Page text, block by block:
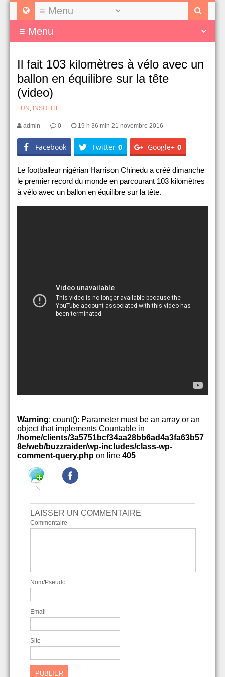
Il fait 103 kilomètres à vélo avec un
ballon en équilibre sur la tête
(video)
FUN , INSOLITE
admin 0 19 h 36 min 21 novembre 2016
Facebook Twitter 0 Google+ 0
Le footballeur nigérian Harrison Chinedu a créé dimanche
le premier record du monde en parcourant 103 kilomètres
à vélo avec un ballon en équilibre sur la tête.
Warning: count(): Parameter must be an array or an
object that implements Countable in
/home/clients/3a5751bcf34aa28bb6ad4a3fa63b57
8e/web/buzzraider/wp-includes/class-wp-
comment-query.php on line 405
LAISSER UN COMMENTAIRE
Commentaire
Nom/Pseudo
Email
Site